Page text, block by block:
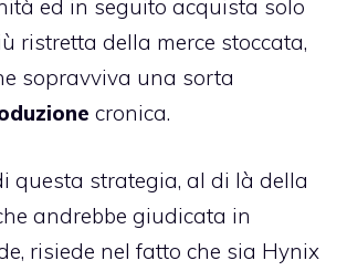
ed in seguito acquista solo
ristretta della merce stoccata,
sopravviva una sorta
cronica.
questa strategia, al di là della
andrebbe giudicata in
risiede nel fatto che sia Hynix